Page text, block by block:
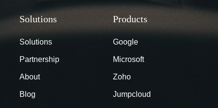
Solutions
Partnership
About
Blog
Google
Microsoft
Zoho
Jumpcloud